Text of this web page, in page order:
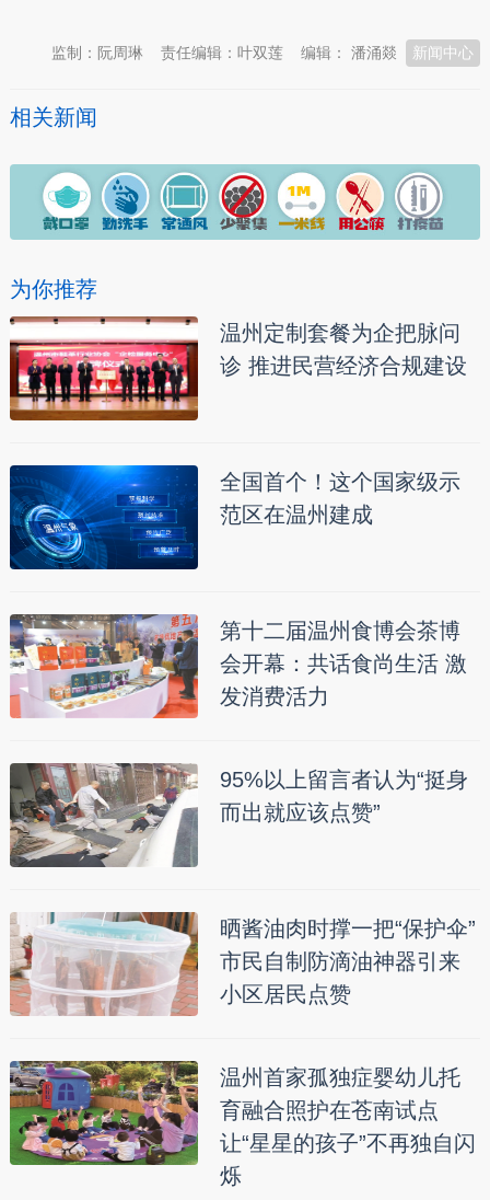
新闻中心
编辑： 潘涌燚
责任编辑：叶双莲
监制：阮周琳
相关新闻
为你推荐
温州定制套餐为企把脉问
诊 推进民营经济合规建设
全国首个！这个国家级示
范区在温州建成
第十二届温州食博会茶博
会开幕：共话食尚生活 激
发消费活力
95%以上留言者认为“挺身
而出就应该点赞”
晒酱油肉时撑一把“保护伞”
市民自制防滴油神器引来
小区居民点赞
温州首家孤独症婴幼儿托
育融合照护在苍南试点
让“星星的孩子”不再独自闪
烁